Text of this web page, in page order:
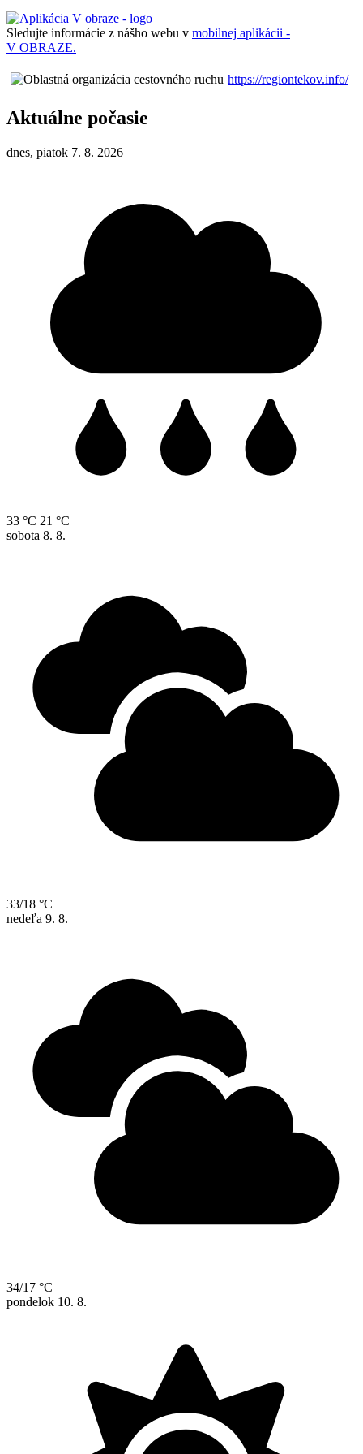
Sledujte informácie z nášho webu v mobilnej aplikácii -
V OBRAZE.
https://regiontekov.info/
Aktuálne počasie
dnes, piatok 7. 8. 2026
33 °C 21 °C
sobota 8. 8.
33/18 °C
nedeľa 9. 8.
34/17 °C
pondelok 10. 8.